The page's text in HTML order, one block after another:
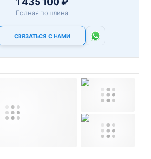
Полная пошлина
СВЯЗАТЬСЯ С НАМИ